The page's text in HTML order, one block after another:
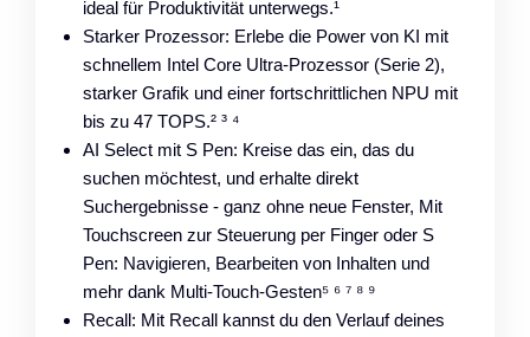
ideal für Produktivität unterwegs.¹
Starker Prozessor: Erlebe die Power von KI mit
schnellem Intel Core Ultra-Prozessor (Serie 2),
starker Grafik und einer fortschrittlichen NPU mit
bis zu 47 TOPS.² ³ ⁴
AI Select mit S Pen: Kreise das ein, das du
suchen möchtest, und erhalte direkt
Suchergebnisse - ganz ohne neue Fenster, Mit
Touchscreen zur Steuerung per Finger oder S
Pen: Navigieren, Bearbeiten von Inhalten und
mehr dank Multi-Touch-Gesten⁵ ⁶ ⁷ ⁸ ⁹
Recall: Mit Recall kannst du den Verlauf deines